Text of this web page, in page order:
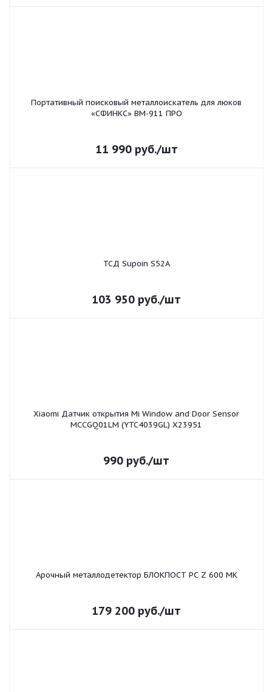
Портативный поисковый металлоискатель для люков
«СФИНКС» ВМ-911 ПРО
11 990руб./шт
ТСД Supoin S52A
103 950 руб./шт
Xiaomi Датчик открытия Mi Window and Door Sensor
MCCGQ01LM (YTC4039GL) X23951
990 руб./шт
Арочный металлодетектор БЛОКПОСТ РС Z 600 MK
179 200 руб./шт